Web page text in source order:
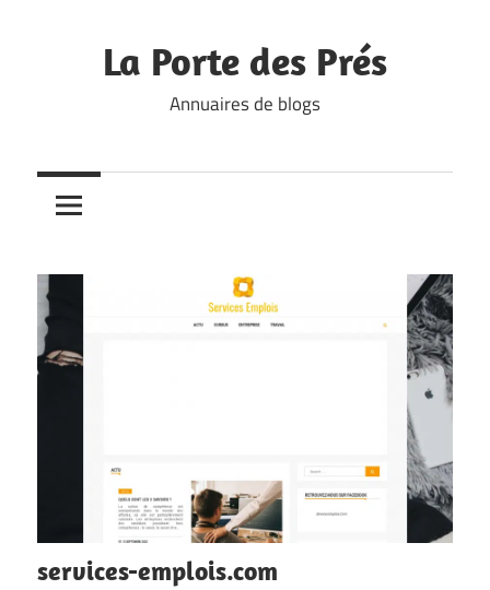
La Porte des Prés
Annuaires de blogs
services-emplois.com